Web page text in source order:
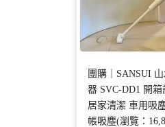
團購｜SANSUI
器 SVC-DD1 開
居家清潔 車用吸
帳吸塵(瀏覽：